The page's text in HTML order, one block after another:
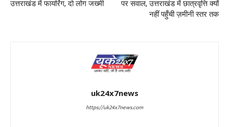
उत्तराखंड में फायरिंग, दो लोग जख्मी
पर सवाल, उत्तराखंड में छात्रवृत्ति क्यों
नहीं पहुँची ज़मीनी स्तर तक
uk24x7news
https://uk24x7news.com